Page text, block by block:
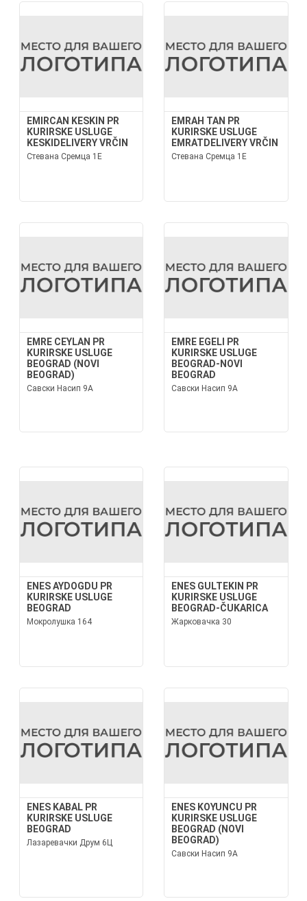
EMIRCAN KESKIN PR
KURIRSKE USLUGE
KESKIDELIVERY VRČIN
Стевана Сремца 1Е
EMRAH TAN PR
KURIRSKE USLUGE
EMRATDELIVERY VRČIN
Стевана Сремца 1Е
EMRE CEYLAN PR
KURIRSKE USLUGE
BEOGRAD (NOVI
BEOGRAD)
Савски Насип 9А
EMRE EGELI PR
KURIRSKE USLUGE
BEOGRAD-NOVI
BEOGRAD
Савски Насип 9А
ENES AYDOGDU PR
KURIRSKE USLUGE
BEOGRAD
Мокролушка 164
ENES GULTEKIN PR
KURIRSKE USLUGE
BEOGRAD-ČUKARICA
Жарковачка 30
ENES KABAL PR
KURIRSKE USLUGE
BEOGRAD
Лазаревачки Друм 6Ц
ENES KOYUNCU PR
KURIRSKE USLUGE
BEOGRAD (NOVI
BEOGRAD)
Савски Насип 9А